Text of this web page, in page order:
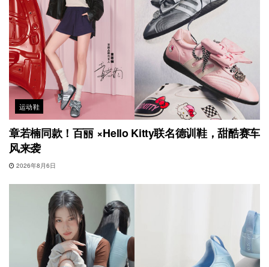
运动鞋
章若楠同款！百丽 ×Hello Kitty联名德训鞋，甜酷赛车
风来袭
2026年8月6日